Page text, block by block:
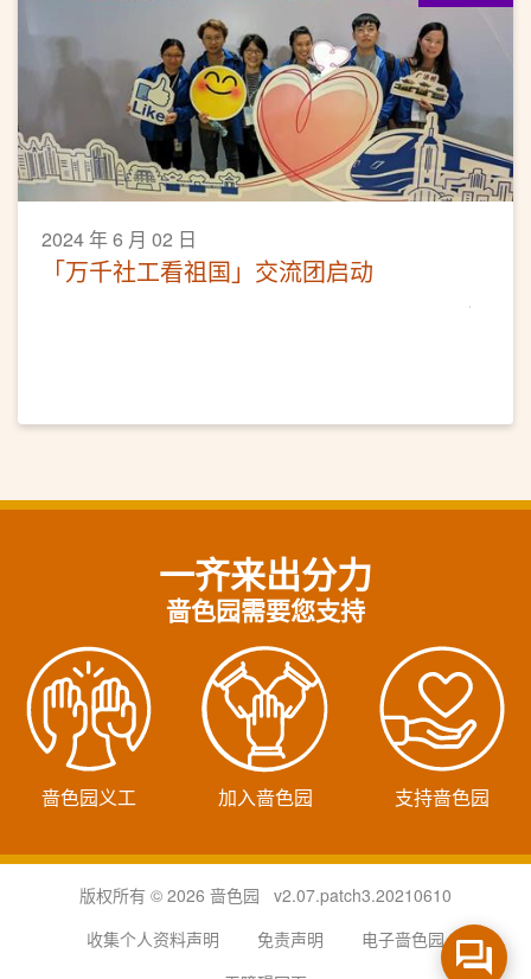
2024 年 6 月 02 日
「万千社工看祖国」交流团启动
一齐来出分力
啬色园需要您支持
啬色园义工 加入啬色园 支持啬色园
版权所有 © 2026 啬色园 v2.07.patch3.20210610
收集个人资料声明
免责声明
电子啬色园